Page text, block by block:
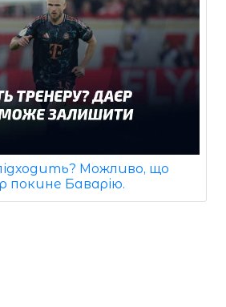
Можливо, що
покине Баварію.